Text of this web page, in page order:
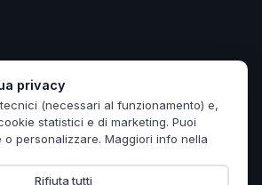
privacy
(necessari al funzionamento) e,
statistici e di marketing. Puoi
personalizzare. Maggiori info nella
Rifiuta tutti